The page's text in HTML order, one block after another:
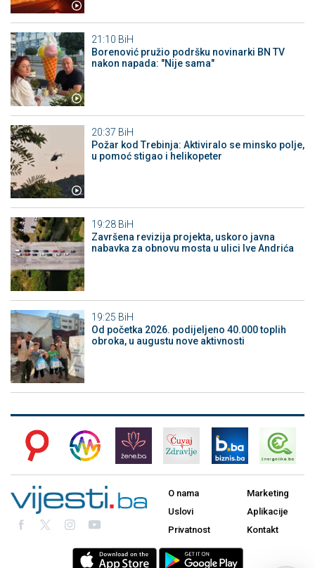
21:10 BiH
Borenović pružio podršku novinarki BN TV
nakon napada: "Nije sama"
20:37 BiH
Požar kod Trebinja: Aktiviralo se minsko polje,
u pomoć stigao i helikopeter
19:28 BiH
Završena revizija projekta, uskoro javna
nabavka za obnovu mosta u ulici Ive Andrića
19:25 BiH
Od početka 2026. podijeljeno 40.000 toplih
obroka, u augustu nove aktivnosti
O nama
Uslovi
Privatnost
Marketing
Aplikacije
Kontakt